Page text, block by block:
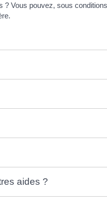
Vous pouvez, sous
aides ?